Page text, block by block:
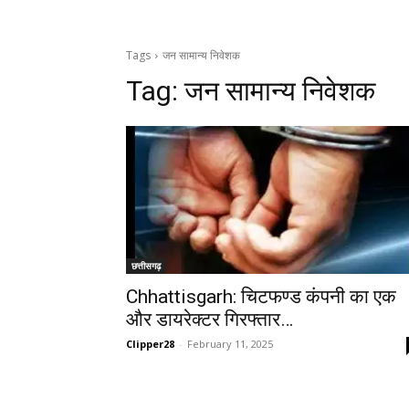
Tags जन सामान्य निवेशक
Tag:जन सामान्य निवेशक
छत्तीसगढ़
Chhattisgarh: चिटफण्ड कंपनी का एक
और डायरेक्टर गिरफ्तार…
Clipper28 - February 11, 2025